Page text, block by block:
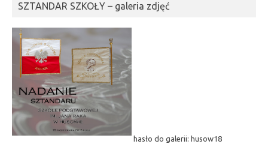
SZTANDAR SZKOŁY – galeria zdjęć
hasło do galerii: husow18